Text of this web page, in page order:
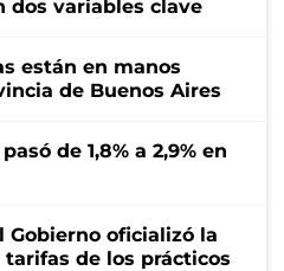
dos variables clave
están en manos
de Buenos Aires
de 1,8% a 2,9% en
oficializó la
tarifas de los prácticos